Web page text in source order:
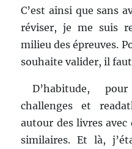
C’est ainsi que sans
réviser, je me suis
milieu des épreuves.
souhaite valider, il
D’habitude,
challenges et
autour des livres avec
similaires. Et là,